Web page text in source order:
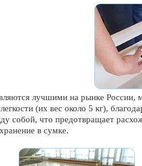
лучшими на рынке России,
(их вес около 5 кг),
собой, что предотвращает
в сумке.